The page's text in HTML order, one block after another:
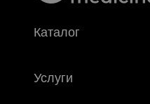
Каталог
Услуги